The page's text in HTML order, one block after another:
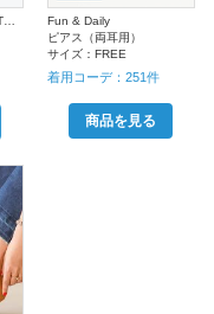
Fun & Daily
ピアス（両耳用）
サイズ： FREE
着用コーデ： 251件
商品を見る